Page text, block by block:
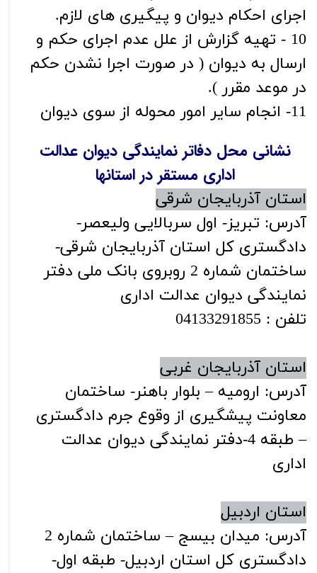
اجرای احکام دیوان و پیگیری های لازم.
10 - تهیه گزارش از علل عدم اجرای حکم و
ارسال به دیوان ( در صورت اجرا نشدن حکم
در موعد مقرر ).
11- انجام سایر امور محوله از سوی دیوان
نشانی محل دفاتر نمایندگی دیوان عدالت
اداری مستقر در استانها
استان آذربایجان شرقی
آدرس: تبریز- اول سربالایی ولیعصر-
دادگستری کل استان آذربایجان شرقی-
ساختمان شماره 2 روبروی بانک ملی دفتر
نمایندگی دیوان عدالت اداری
تلفن : 04133291855
استان آذربایجان غربی
آدرس: ارومیه – بلوار باهنر- ساختمان
معاونت پیشگیری از وقوع جرم دادگستری
– طبقه 4-دفتر نمایندگی دیوان عدالت
اداری
استان اردبیل
آدرس: میدان بیسج – ساختمان شماره 2
دادگستری کل استان اردبیل- طبقه اول-